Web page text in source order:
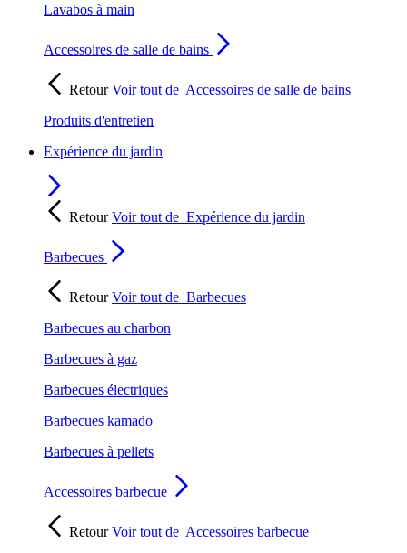
Lavabos à main
Accessoires de salle de bains
RetourVoir tout de Accessoires de salle de bains
Produits d'entretien
Expérience du jardin
RetourVoir tout de Expérience du jardin
Barbecues
RetourVoir tout de Barbecues
Barbecues au charbon
Barbecues à gaz
Barbecues électriques
Barbecues kamado
Barbecues à pellets
Accessoires barbecue
RetourVoir tout de Accessoires barbecue